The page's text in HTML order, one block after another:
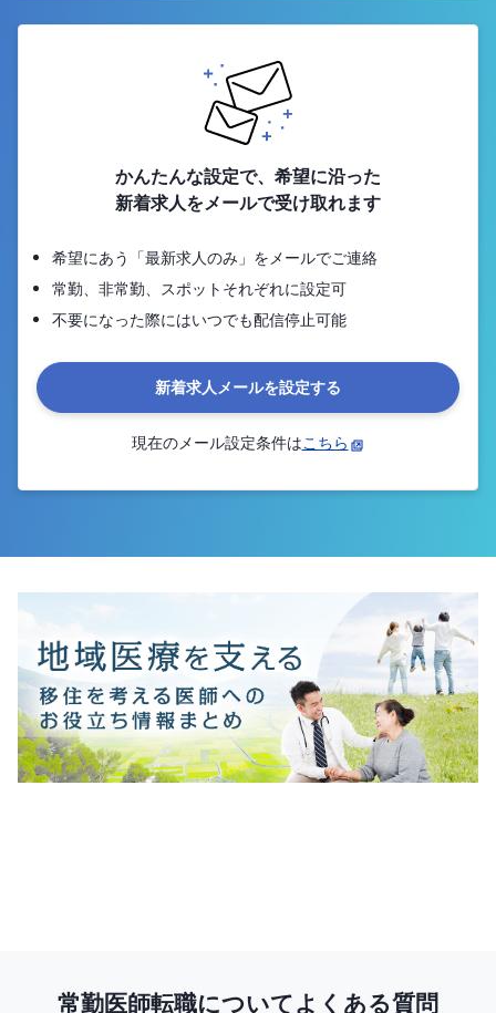
かんたんな設定で、希望に沿った
新着求人をメールで受け取れます
希望にあう「最新求人のみ」をメールでご連絡
常勤、非常勤、スポットそれぞれに設定可
不要になった際にはいつでも配信停止可能
新着求人メールを設定する
現在のメール設定条件はこちら
常勤医師転職についてよくある質問